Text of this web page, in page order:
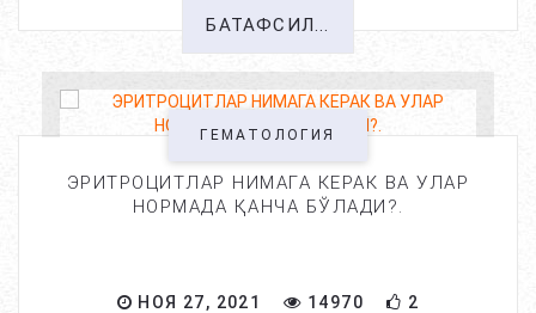
БАТАФСИЛ...
ГЕМАТОЛОГИЯ
ЭРИТРОЦИТЛАР НИМАГА КЕРАК ВА УЛАР
НОРМАДА ҚАНЧА БЎЛАДИ?.
НОЯ 27, 2021 14970 2